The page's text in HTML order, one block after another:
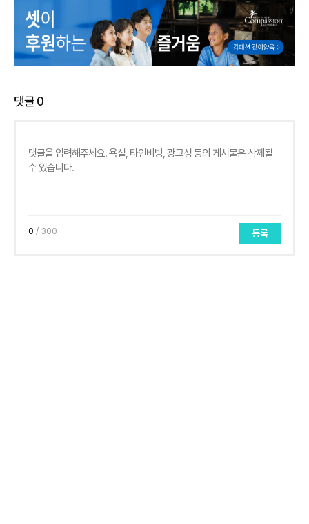
댓글0
0 / 300 등록